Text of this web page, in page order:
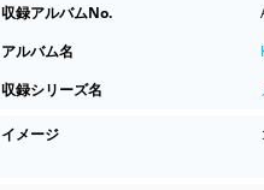
収録アルバムNo.
アルバム名
収録シリーズ名
イメージ